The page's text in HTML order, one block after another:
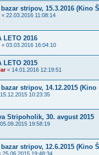
stripov, 15.3.2016 (Kino
« 22.03.2016 11:08:14
LETO 2016
« 03.03.2016 16:04:10
LETO 2015
« 14.01.2016 12:19:51
stripov, 14.12.2015 (Kino
15.12.2015 10:23:35
Stripoholik, 30. avgust 2015
05.09.2015 19:58:19
stripov, 12.6.2015 (Kino
25.06.2015 19:48:34